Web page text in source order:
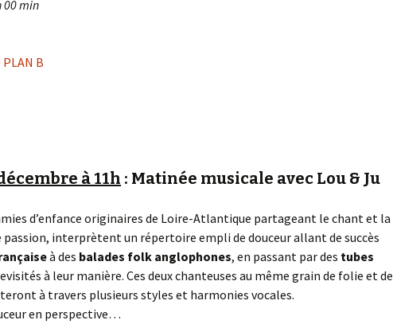
00 min
B
à 11h : Matinée musicale avec Lou & Ju
d’enfance originaires de Loire-Atlantique partageant le chant et la
passion, interprètent un répertoire empli de douceur allant de succès
à des balades folk anglophones, en passant par des tubes
à leur manière. Ces deux chanteuses au même grain de folie et de
à travers plusieurs styles et harmonies vocales.
en perspective…